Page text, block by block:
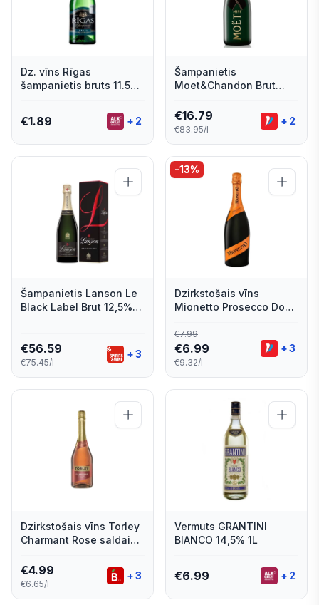
Dz. vīns Rīgas
šampanietis bruts 11.5%
€1.89 + 2
Šampanietis
Moet&Chandon Brut
€16.79
€83.95/l
+ 2
Šampanietis Lanson Le
Black Label Brut 12,5%
€56.59
€75.45/l
+3
-13%
Dzirkstošais vīns
Mionetto Prosecco Doc
sausais 11% 0,75l
€7.99
€6.99
€9.32/l
+3
Dzirkstošais vīns Torley
Charmant Rose saldais
€4.99
€6.65/l
+3
Vermuts GRANTINI
BIANCO 14,5% 1L
€6.99 + 2